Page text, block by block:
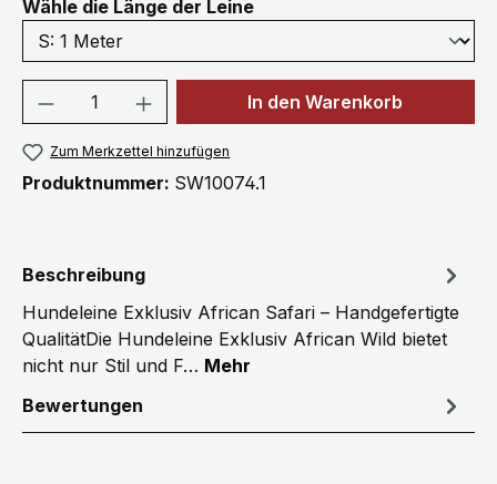
Wähle die Länge der Leineauswählen
Produkt Anzahl: Gib denIn den Warenkorb
Zum Merkzettel hinzufügen
Produktnummer: SW10074.1
Beschreibung
Hundeleine Exklusiv African Safari – Handgefertigte
QualitätDie Hundeleine Exklusiv African Wild bietet
nicht nur Stil und F… Mehr
Bewertungen